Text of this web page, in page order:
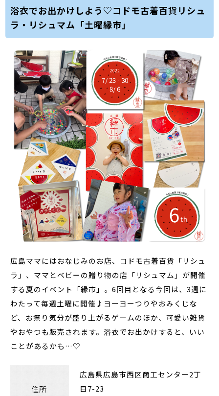
浴衣でお出かけしよう♡コドモ古着百貨リシュ
ラ・リシュマム「土曜縁市」
広島ママにはおなじみのお店、コドモ古着百貨「リシュ
ラ」、ママとベビーの贈り物の店「リシュマム」が開催
する夏のイベント「縁市」。6回目となる今回は、3週に
わたって毎週土曜に開催♪ヨーヨーつりやおみくじな
ど、お祭り気分が盛り上がるゲームのほか、可愛い雑貨
やおやつも販売されます。浴衣でお出かけすると、いい
ことがあるかも…♡
住所
広島県広島市西区商工センター2丁
目7-23